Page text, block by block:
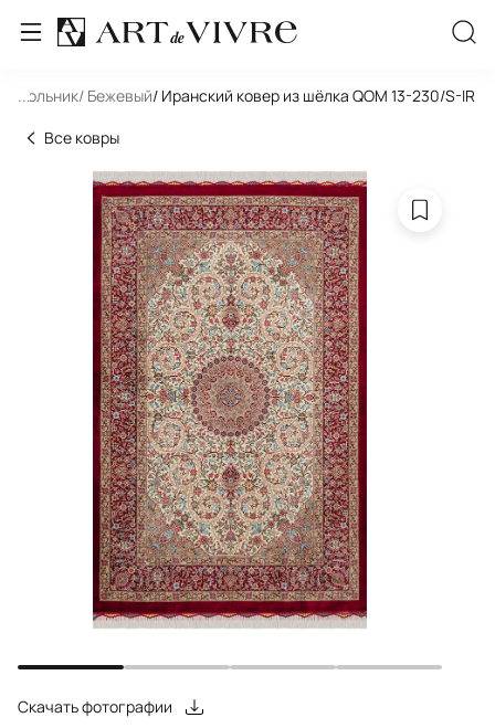
... / Бежевый/ Иранский ковер из шёлка QOM 13-230/S-IR
Все ковры
Скачать фотографии